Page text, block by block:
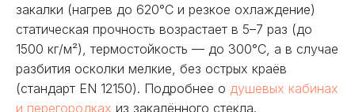
закалки (нагрев до 620°C и резкое охлаждение)
статическая прочность возрастает в 5–7 раз (до
1500 кг/м²), термостойкость — до 300°C, а в случае
разбития осколки мелкие, без острых краёв
(стандарт EN 12150). Подробнее о душевых кабинах
и перегородках из закалённого стекла.